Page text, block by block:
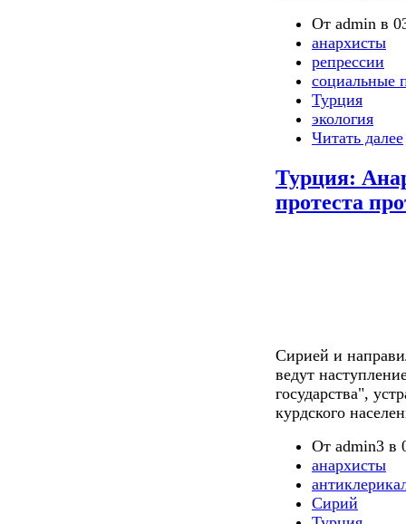
От admin в
анархисты
репрессии
социальные
Турция
экология
Читать далее
Турция:
протеста
Сирией и
ведут
государства",
курдского
От admin3 в
анархисты
Сирий